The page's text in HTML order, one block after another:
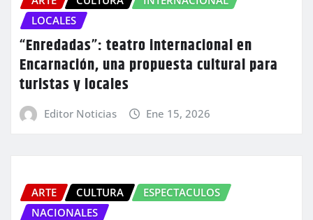
LOCALES
“Enredadas”: teatro internacional en
Encarnación, una propuesta cultural para
turistas y locales
Editor Noticias Ene 15, 2026
ARTE CULTURA
ESPECTACULOS
NACIONALES